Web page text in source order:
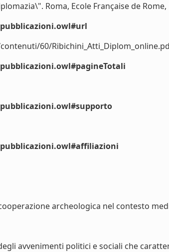
Roma, Ecole Française de
60/
archeologica nel contesto
avvenimenti politici e sociali che